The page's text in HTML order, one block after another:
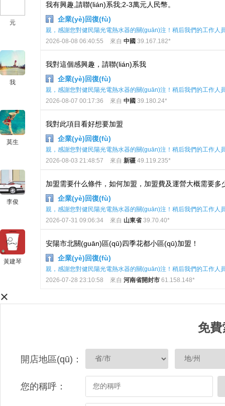
元
我有興趣,請聯(lián)系我;2-3萬元人民幣。
企業(yè)回復(fù)
親，感謝您對健民陽光電熱水器的關(guān)注！稍后我們的工作人
2026-08-08 06:40:55
來自 中國 39.167.182*
我
我對這個感興趣，請聯(lián)系我
企業(yè)回復(fù)
親，感謝您對健民陽光電熱水器的關(guān)注！稍后我們的工作人
2026-08-07 00:17:36
來自 中國 39.180.24*
莫生
我對此項目看好想要加盟
企業(yè)回復(fù)
親，感謝您對健民陽光電熱水器的關(guān)注！稍后我們的工作人
2026-08-03 21:48:57
來自 新疆 49.119.235*
李俊
加盟需要什么條件，如何加盟，加盟費及運營大概需要多
企業(yè)回復(fù)
親，感謝您對健民陽光電熱水器的關(guān)注！稍后我們的工作人
2026-07-31 09:06:34
來自 山東省39.70.40*
黃建琴
安陽市北關(guān)區(qū)四季花都小區(qū)加盟！
企業(yè)回復(fù)
親，感謝您對健民陽光電熱水器的關(guān)注！稍后我們的工作人
2026-07-28 23:10:58
來自 河南省開封市 61.158.148*
×
免費
開店地區(qū)：
您的稱呼：